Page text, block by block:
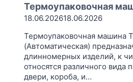
Термоупаковочная
18.06.202618.06.2026
Термоупаковочная машина
(Автоматическая)
длинномерных изделий, к
относятся различного вида
двери, короба, и…